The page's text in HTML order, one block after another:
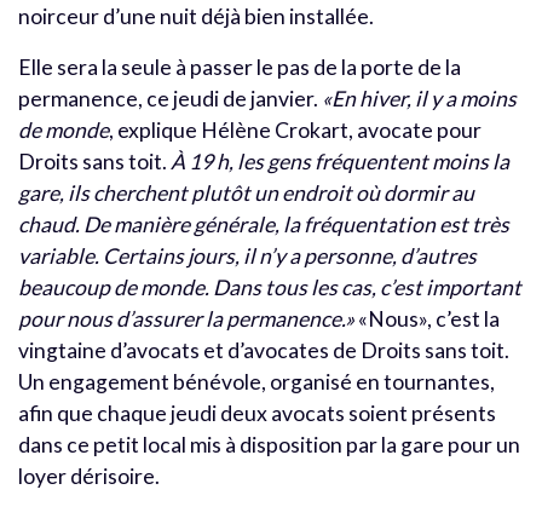
noirceur d’une nuit déjà bien installée.
Elle sera la seule à passer le pas de la porte de la
permanence, ce jeudi de janvier. «En hiver, il y a moins
de monde, explique Hélène Crokart, avocate pour
Droits sans toit. À 19 h, les gens fréquentent moins la
gare, ils cherchent plutôt un endroit où dormir au
chaud. De manière générale, la fréquentation est très
variable. Certains jours, il n’y a personne, d’autres
beaucoup de monde. Dans tous les cas, c’est important
pour nous d’assurer la permanence.»«Nous», c’est la
vingtaine d’avocats et d’avocates de Droits sans toit.
Un engagement bénévole, organisé en tournantes,
afin que chaque jeudi deux avocats soient présents
dans ce petit local mis à disposition par la gare pour un
loyer dérisoire.